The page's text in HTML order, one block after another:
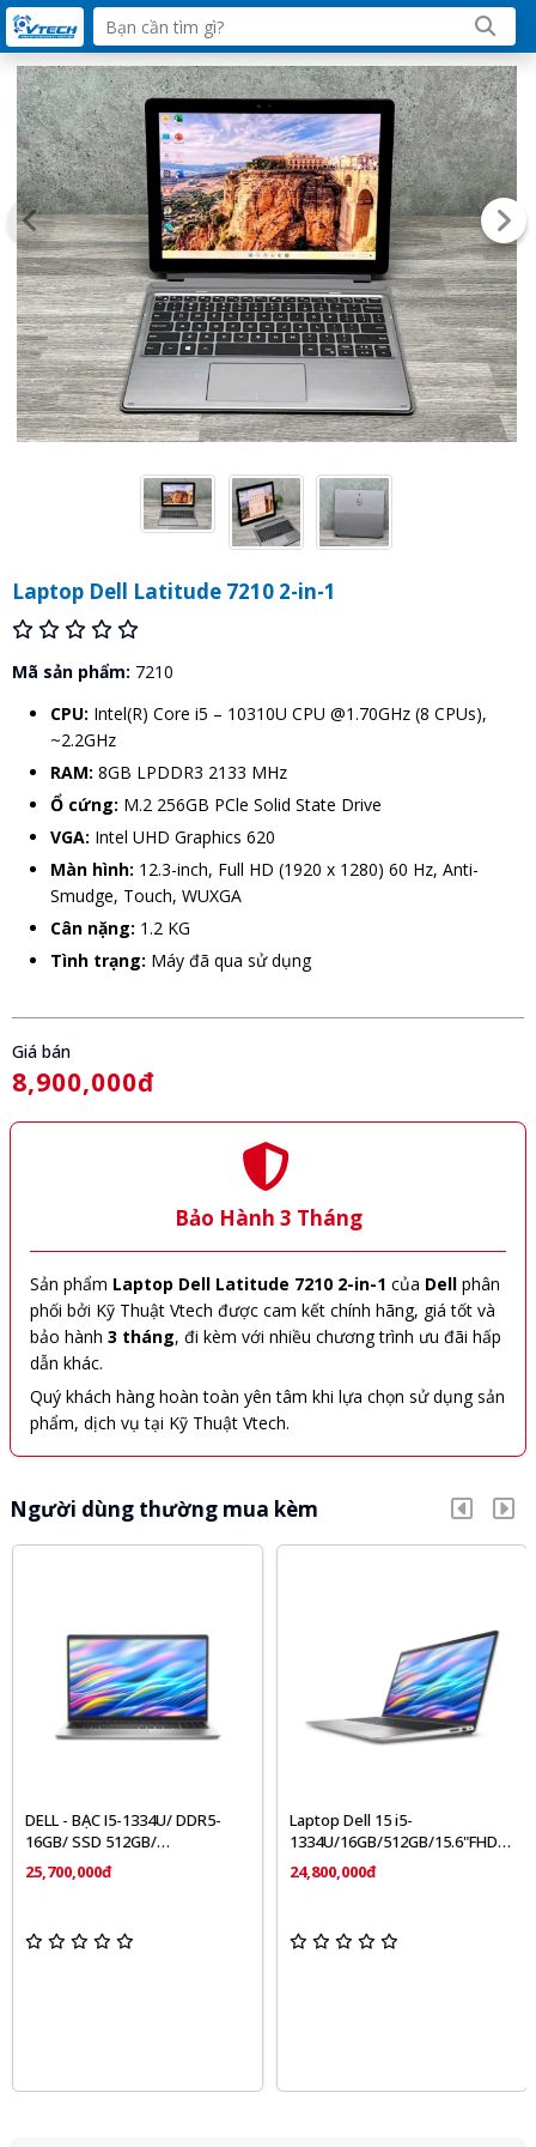
Laptop Dell Latitude 7210 2-in-1
Mã sản phẩm: 7210
CPU: Intel(R) Core i5 – 10310U CPU @1.70GHz (8 CPUs),
~2.2GHz
RAM: 8GB LPDDR3 2133 MHz
Ổ cứng: M.2 256GB PCle Solid State Drive
VGA: Intel UHD Graphics 620
Màn hình: 12.3-inch, Full HD (1920 x 1280) 60 Hz, Anti-
Smudge, Touch, WUXGA
Cân nặng: 1.2 KG
Tình trạng: Máy đã qua sử dụng
Giá bán
8,900,000đ
Bảo Hành 3 Tháng
Sản phẩm Laptop Dell Latitude 7210 2-in-1 của Dell phân
phối bởi Kỹ Thuật Vtech được cam kết chính hãng, giá tốt và
bảo hành 3 tháng, đi kèm với nhiều chương trình ưu đãi hấp
dẫn khác.
Quý khách hàng hoàn toàn yên tâm khi lựa chọn sử dụng sản
phẩm, dịch vụ tại Kỹ Thuật Vtech.
Người dùng thường mua kèm
DELL - BẠC I5-1334U/ DDR5-
16GB/ SSD 512GB/
25,700,000đ
Laptop Dell 15 i5-
1334U/16GB/512GB/15.6"FHD
IPS 120Hz/Win 11/Office/Bạc)
24,800,000đ